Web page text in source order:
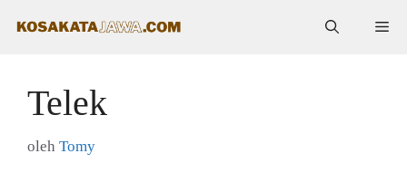
Telek
oleh Tomy